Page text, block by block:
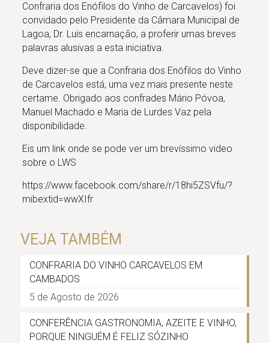
Confraria dos Enófilos do Vinho de Carcavelos) foi
convidado pelo Presidente da Câmara Municipal de
Lagoa, Dr. Luís encarnação, a proferir umas breves
palavras alusivas a esta iniciativa.
Deve dizer-se que a Confraria dos Enófilos do Vinho
de Carcavelos está, uma vez mais presente neste
certame. Obrigado aos confrades Mário Póvoa,
Manuel Machado e Maria de Lurdes Vaz pela
disponibilidade.
Eis um link onde se pode ver um brevíssimo video
sobre o LWS
https://www.facebook.com/share/r/18hi5ZSVfu/?
mibextid=wwXIfr
VEJA TAMBÉM
CONFRARIA DO VINHO CARCAVELOS EM
CAMBADOS
5 de Agosto de 2026
CONFERÊNCIA GASTRONOMIA, AZEITE E VINHO,
PORQUE NINGUÉM É FELIZ SÓZINHO